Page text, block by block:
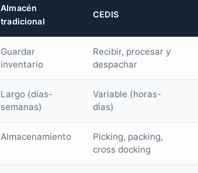
Almacén
tradicional
CEDIS
Guardar
inventario
Recibir, procesar y
despachar
Largo (días-
semanas)
Variable (horas-
días)
Almacenamiento
Picking, packing,
cross docking